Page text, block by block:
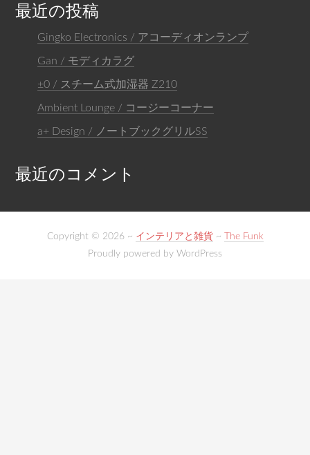
最近の投稿
Gingko Electronics / アコーディオンランプ
Gan / モディカラグ
±0 / スチーム式加湿器 Z210
Ambient Lounge / コージーコーナー
a+ Design / ノートブックグリルSS
最近のコメント
Copyright © 2026 ~ インテリアと雑貨~
The Funk
Proudly powered by WordPress